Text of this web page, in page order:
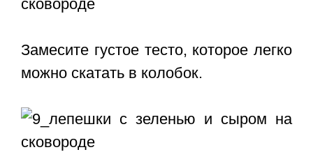
Замесите густое тесто, которое легко
можно скатать в колобок.